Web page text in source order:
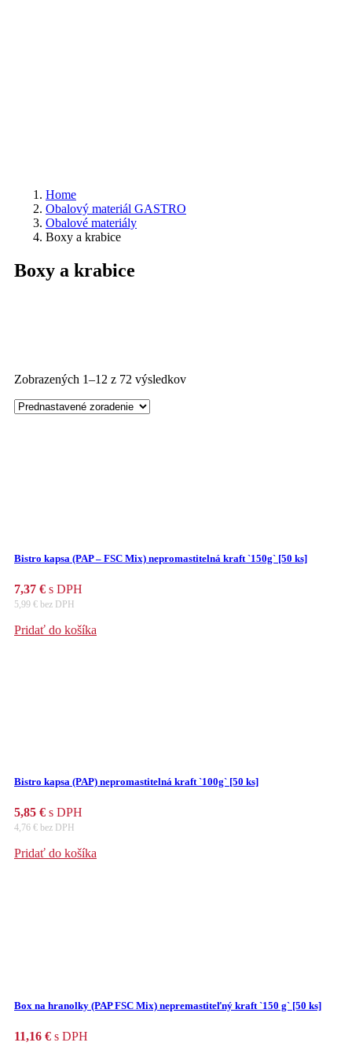
Home
Obalový materiál GASTRO
Obalové materiály
Boxy a krabice
Boxy a krabice
Zobrazených 1–12 z 72 výsledkov
Bistro kapsa (PAP – FSC Mix) nepromastitelná kraft `150g` [50 ks]
7,37 € s DPH
5,99 € bez DPH
Pridať do košíka
Bistro kapsa (PAP) nepromastitelná kraft `100g` [50 ks]
5,85 € s DPH
4,76 € bez DPH
Pridať do košíka
Box na hranolky (PAP FSC Mix) nepremastiteľný kraft `150 g` [50 ks]
11,16 € s DPH